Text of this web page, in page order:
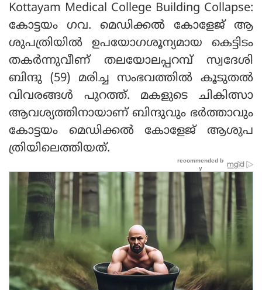
Kottayam Medical College Building Collapse:
കോട്ടയം ഗവ. മെഡിക്കല്‍ കോളേജ് ആ
ശുപത്രിയില്‍ ഉപയോഗശൂന്യമായ കെട്ടിടം
തകര്‍ന്നുവീണ് തലയോലപ്പറമ്പ് സ്വദേശി
ബിന്ദു (59) മരിച്ച സംഭവത്തില്‍ കൂടുതല്‍
വിവരങ്ങള്‍ പുറത്ത്. മകളുടെ ചികിത്സാ
ആവശ്യത്തിനായാണ് ബിന്ദുവും ഭര്‍ത്താവും
കോട്ടയം മെഡിക്കല്‍ കോളേജ് ആശുപ
ത്രിയിലെത്തിയത്.